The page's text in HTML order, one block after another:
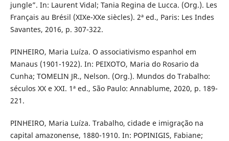
jungle”. In: Laurent Vidal; Tania Regina de Lucca. (Org.). Les
Français au Brésil (XIXe-XXe siècles). 2ª ed., Paris: Les Indes
Savantes, 2016, p. 307-322.
PINHEIRO, Maria Luíza. O associativismo espanhol em
Manaus (1901-1922). In: PEIXOTO, Maria do Rosario da
Cunha; TOMELIN JR., Nelson. (Org.). Mundos do Trabalho:
séculos XX e XXI. 1ª ed., São Paulo: Annablume, 2020, p. 189-
221.
PINHEIRO, Maria Luíza. Trabalho, cidade e imigração na
capital amazonense, 1880-1910. In: POPINIGIS, Fabiane;